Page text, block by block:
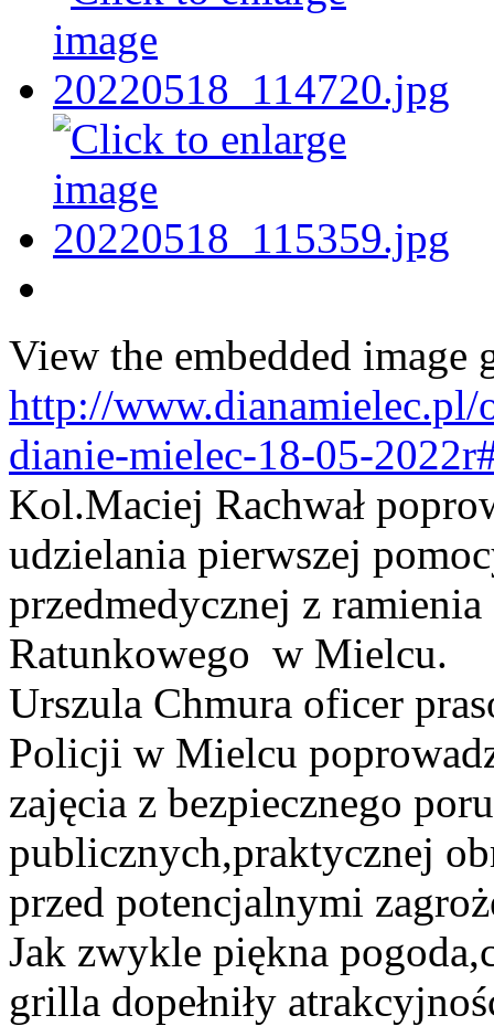
View the embedded image
http://www.dianamielec.pl/
dianie-mielec-18-05-
Kol.Maciej Rachwał
udzielania pierwszej
przedmedycznej z
Ratunkowego w Mielcu.
Urszula Chmura oficer
Policji w Mielcu
zajęcia z bezpiecznego
publicznych,praktycznej
przed potencjalnymi
Jak zwykle piękna
grilla dopełniły